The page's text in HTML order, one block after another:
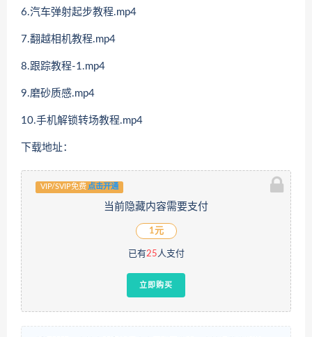
6.汽车弹射起步教程.mp4
7.翻越相机教程.mp4
8.跟踪教程-1.mp4
9.磨砂质感.mp4
10.手机解锁转场教程.mp4
下载地址：
VIP/SVIP免费 点击开通
当前隐藏内容需要支付
1元
已有25人支付
立即购买